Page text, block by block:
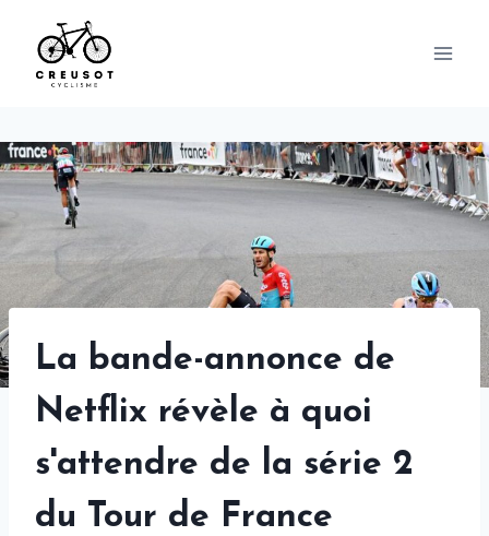
content
La bande-annonce de
Netflix révèle à quoi
s'attendre de la série 2
du Tour de France